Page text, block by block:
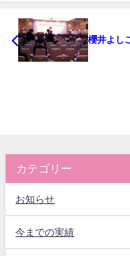
櫻井よし
カテゴリー
お知らせ
今までの実績